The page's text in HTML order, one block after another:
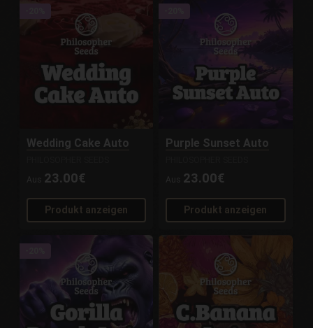
Wedding Cake Auto
Aus 23.00€
Produkt anzeigen
Purple Sunset Auto
Aus 23.00€
Produkt anzeigen